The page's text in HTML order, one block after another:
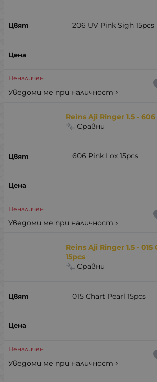
206 UV Pink Sigh 15pcs
Неналичен
Уведоми ме при наличност
Reins Aji Ringer 1.5 -
Сравни
606 Pink Lox 15pcs
Неналичен
Уведоми ме при наличност
Reins Aji Ringer 1.5 -
15pcs
Сравни
015 Chart Pearl 15pcs
Неналичен
Уведоми ме при наличност